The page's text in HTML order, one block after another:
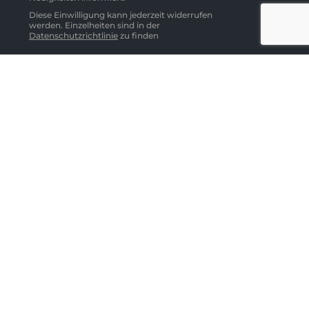
Diese Einwilligung kann jederzeit widerrufen
werden. Einzelheiten sind in der
Datenschutzrichtlinie zu finden